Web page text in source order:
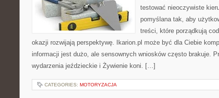
testować nieoczywiste
pomyślana tak, aby
treści, które porządkują
okazji rozwijają perspektywę. Ikarion.pl może być dla Ciebie
informacji jest dużo, ale sensownych wniosków często brakuje.
wydarzenia jeździeckie i Żywienie koni. […]
CATEGORIES: MOTORYZACJA